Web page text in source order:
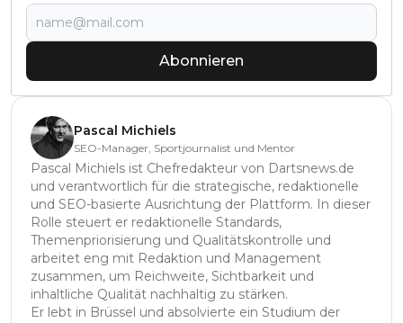
Abonnieren
Pascal Michiels
SEO-Manager, Sportjournalist und Mentor
Pascal Michiels ist Chefredakteur von Dartsnews.de
und verantwortlich für die strategische, redaktionelle
und SEO-basierte Ausrichtung der Plattform. In dieser
Rolle steuert er redaktionelle Standards,
Themenpriorisierung und Qualitätskontrolle und
arbeitet eng mit Redaktion und Management
zusammen, um Reichweite, Sichtbarkeit und
inhaltliche Qualität nachhaltig zu stärken.
Er lebt in Brüssel und absolvierte ein Studium der